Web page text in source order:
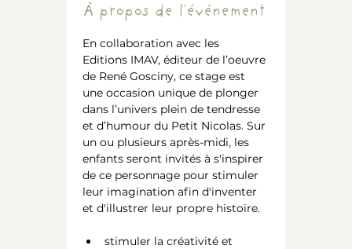
À propos de l'événement
En collaboration avec les
Editions IMAV, éditeur de l’oeuvre
de René Gosciny, ce stage est
une occasion unique de plonger
dans l’univers plein de tendresse
et d’humour du Petit Nicolas. Sur
un ou plusieurs après-midi, les
enfants seront invités à s'inspirer
de ce personnage pour stimuler
leur imagination afin d'inventer
et d'illustrer leur propre histoire.
stimuler la créativité et